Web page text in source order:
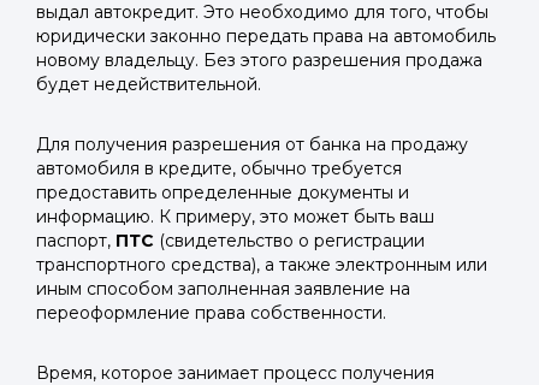
выдал автокредит. Это необходимо для того, чтобы
юридически законно передать права на автомобиль
новому владельцу. Без этого разрешения продажа
будет недействительной.
Для получения разрешения от банка на продажу
автомобиля в кредите, обычно требуется
предоставить определенные документы и
информацию. К примеру, это может быть ваш
паспорт, ПТС (свидетельство о регистрации
транспортного средства), а также электронным или
иным способом заполненная заявление на
переоформление права собственности.
Время, которое занимает процесс получения